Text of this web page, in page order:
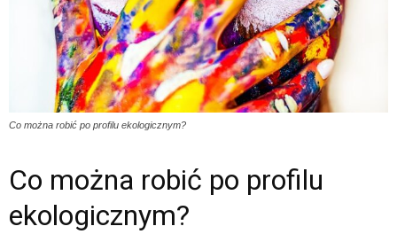
Co można robić po profilu ekologicznym?
Co można robić po profilu
ekologicznym?